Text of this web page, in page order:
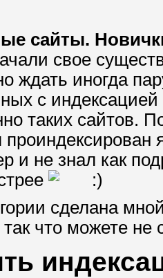
сайты.
свое
ждать иногда
с
таких сайтов.
и не знал как
сделана
что можете не